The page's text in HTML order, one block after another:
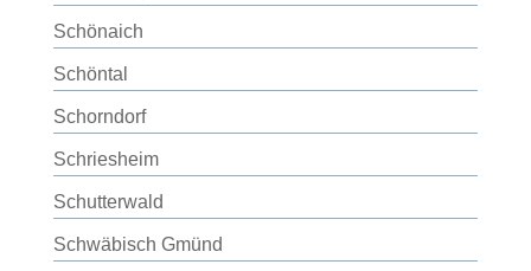
Schönaich
Schöntal
Schorndorf
Schriesheim
Schutterwald
Schwäbisch Gmünd